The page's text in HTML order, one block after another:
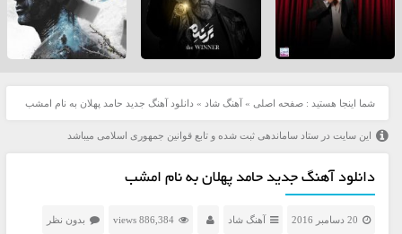
شما اینجا هستید : صفحه اصلی » آهنگ شاد » دانلود آهنگ جدید حامد پهلان به نام امشب
این سایت در ستاد ساماندهی ثبت شده و تابع قوانین جمهوری اسلامی میباشد
دانلود آهنگ جدید حامد پهلان به نام امشب
20 دسامبر 2016 آهنگ شاد 886,384 views بدون نظر